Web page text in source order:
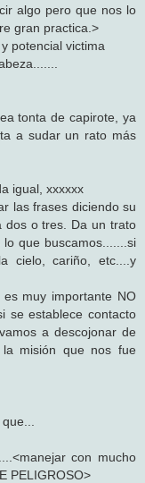
algo pero que nos lo
gran practica.>
potencial victima
tonta de capirote, ya
a sudar un rato más
igual, xxxxxx
las frases diciendo su
dos o tres. Da un trato
que buscamos.......si
cielo, cariño, etc....y
muy importante NO
se establece contacto
a descojonar de
misión que nos fue
con mucho
PELIGROSO>